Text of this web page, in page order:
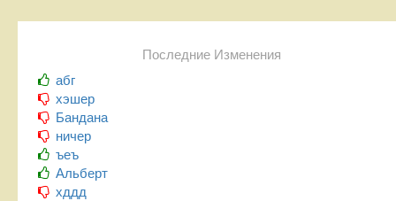
Последние Изменения
абг
хэшер
Бандана
ничер
ъеъ
Альберт
хддд